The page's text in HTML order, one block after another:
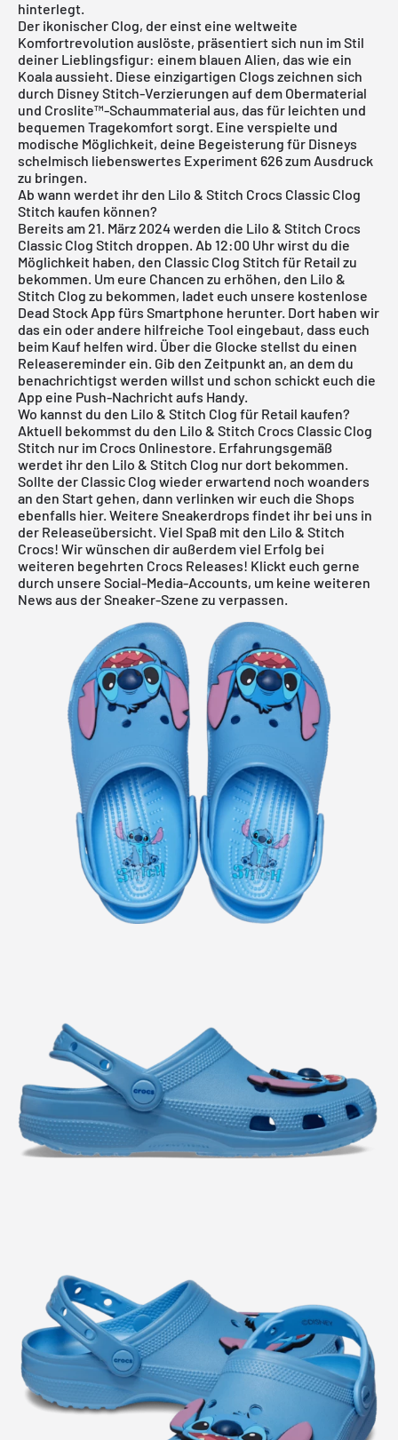
hinterlegt.
Der ikonischer Clog, der einst eine weltweite
Komfortrevolution auslöste, präsentiert sich nun im Stil
deiner Lieblingsfigur: einem blauen Alien, das wie ein
Koala aussieht. Diese einzigartigen Clogs zeichnen sich
durch Disney Stitch-Verzierungen auf dem Obermaterial
und Croslite™-Schaummaterial aus, das für leichten und
bequemen Tragekomfort sorgt. Eine verspielte und
modische Möglichkeit, deine Begeisterung für Disneys
schelmisch liebenswertes Experiment 626 zum Ausdruck
zu bringen.
Ab wann werdet ihr den Lilo & Stitch Crocs Classic Clog
Stitch kaufen können?
Bereits am 21. März 2024 werden die Lilo & Stitch Crocs
Classic Clog Stitch droppen. Ab 12:00 Uhr wirst du die
Möglichkeit haben, den Classic Clog Stitch für Retail zu
bekommen. Um eure Chancen zu erhöhen, den Lilo &
Stitch Clog zu bekommen, ladet euch unsere kostenlose
Dead Stock App fürs Smartphone herunter. Dort haben wir
das ein oder andere hilfreiche Tool eingebaut, dass euch
beim Kauf helfen wird. Über die Glocke stellst du einen
Releasereminder ein. Gib den Zeitpunkt an, an dem du
benachrichtigst werden willst und schon schickt euch die
App eine Push-Nachricht aufs Handy.
Wo kannst du den Lilo & Stitch Clog für Retail kaufen?
Aktuell bekommst du den Lilo & Stitch Crocs Classic Clog
Stitch nur im Crocs Onlinestore. Erfahrungsgemäß
werdet ihr den Lilo & Stitch Clog nur dort bekommen.
Sollte der Classic Clog wieder erwartend noch woanders
an den Start gehen, dann verlinken wir euch die Shops
ebenfalls hier. Weitere Sneakerdrops findet ihr bei uns in
der Releaseübersicht. Viel Spaß mit den Lilo & Stitch
Crocs! Wir wünschen dir außerdem viel Erfolg bei
weiteren begehrten Crocs Releases! Klickt euch gerne
durch unsere Social-Media-Accounts, um keine weiteren
News aus der Sneaker-Szene zu verpassen.